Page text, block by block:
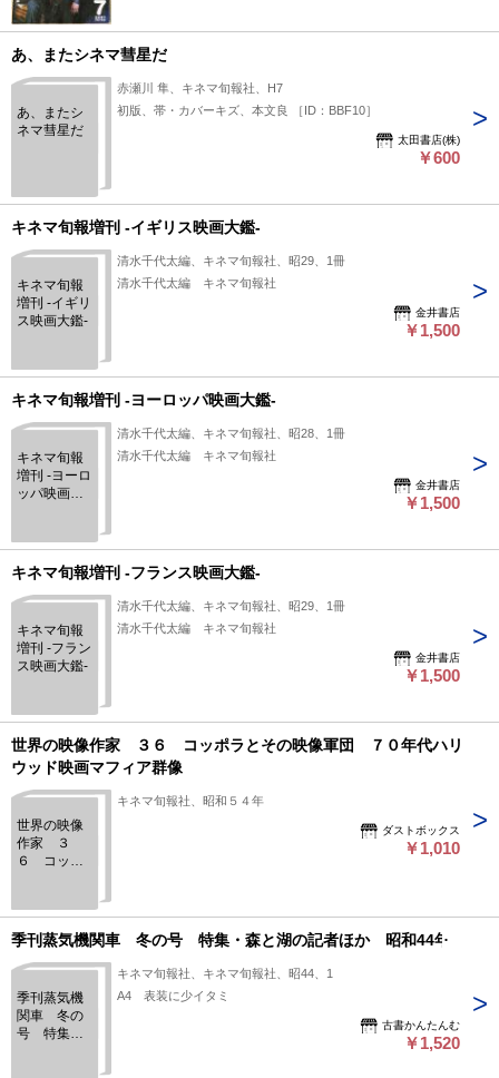
あ、またシネマ彗星だ
あ、またシ
ネマ彗星だ
赤瀬川 隼、キネマ旬報社、H7
初版、帯・カバーキズ、本文良 ［ID：BBF10］
太田書店(株)
￥600
キネマ旬報増刊 -イギリス映画大鑑-
キネマ旬報
増刊 -イギリ
ス映画大鑑-
清水千代太編、キネマ旬報社、昭29、1冊
清水千代太編 キネマ旬報社
金井書店
￥1,500
キネマ旬報増刊 -ヨーロッパ映画大鑑-
キネマ旬報
増刊 -ヨーロ
ッパ映画大
清水千代太編、キネマ旬報社、昭28、1冊
清水千代太編 キネマ旬報社
金井書店
￥1,500
キネマ旬報増刊 -フランス映画大鑑-
キネマ旬報
増刊 -フラン
ス映画大鑑-
清水千代太編、キネマ旬報社、昭29、1冊
清水千代太編 キネマ旬報社
金井書店
￥1,500
世界の映像作家 ３６ コッポラとその映像軍団 ７０年代ハリ
ウッド映画マフィア群像
世界の映像
作家 ３
６ コッポ
０年代ハリ
ウッド映画
マフィア群
像
キネマ旬報社、昭和５４年
ダストボックス
￥1,010
季刊蒸気機関車 冬の号 特集・森と湖の記者ほか 昭和44年
季刊蒸気機
関車 冬の
号 特集・
キネマ旬報社、キネマ旬報社、昭44、1
A4 表装に少イタミ
古書かんたんむ
￥1,520